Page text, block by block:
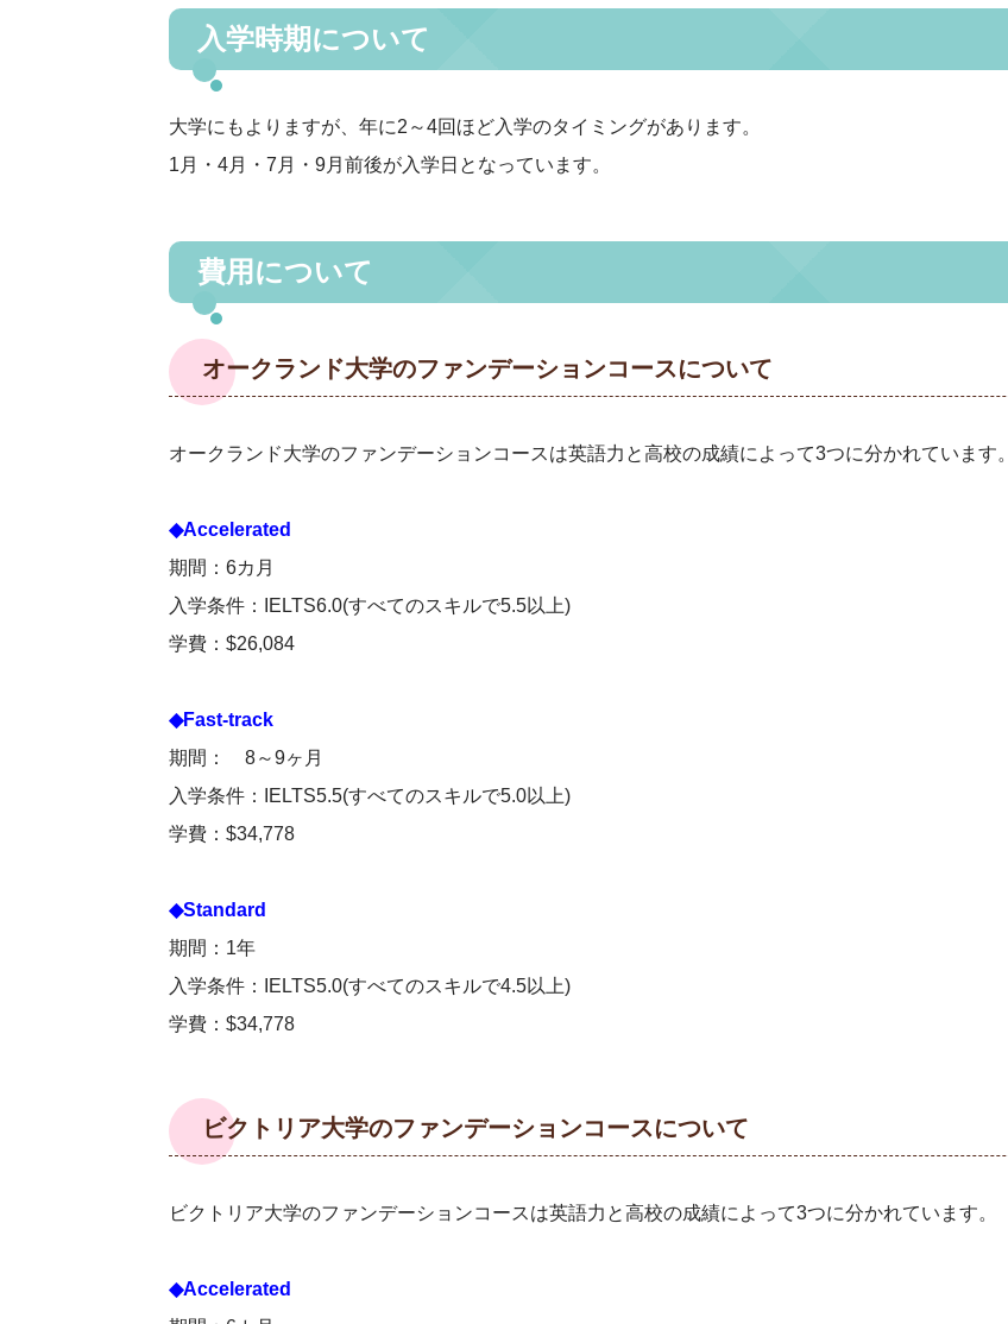
入学時期について
大学にもよりますが、年に2～4回ほど入学のタイミングがあります。
1月・4月・7月・9月前後が入学日となっています。
費用について
オークランド大学のファンデーションコースについて
オークランド大学のファンデーションコースは英語力と高校の成績によって3つに分かれています。
◆Accelerated
期間：6カ月
入学条件：IELTS6.0(すべてのスキルで5.5以上)
学費：$26,084
◆Fast-track
期間： 8～9ヶ月
入学条件：IELTS5.5(すべてのスキルで5.0以上)
学費：$34,778
◆Standard
期間：1年
入学条件：IELTS5.0(すべてのスキルで4.5以上)
学費：$34,778
ビクトリア大学のファンデーションコースについて
ビクトリア大学のファンデーションコースは英語力と高校の成績によって3つに分かれています。
◆Accelerated